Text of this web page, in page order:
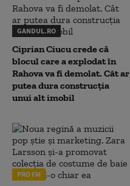
GANDUL.RO
Ciprian Ciucu crede că
blocul care a explodat în
Rahova va fi demolat. Cât ar
putea dura construcția
unui alt imobil
PRO FM